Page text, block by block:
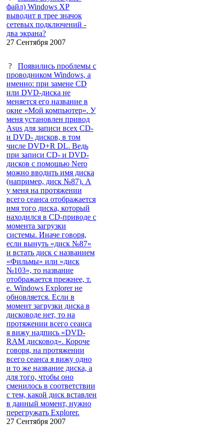
файл) Windows XP
выводит в трее значок
сетевых подключений -
два экрана?
27 Сентября 2007
?
Появились проблемы с
проводником Windows, а
именно: при замене CD
или DVD-диска не
меняется его название в
окне «Мой компьютер». У
меня установлен привод
Asus для записи всех CD-
и DVD- дисков, в том
числе DVD+R DL. Ведь
при записи CD- и DVD-
дисков с помощью Nero
можно вводить имя диска
(например, диск №87). А
у меня на протяжении
всего сеанса отображается
имя того диска, который
находился в CD-приводе с
момента загрузки
системы. Иначе говоря,
если вынуть «диск №87»
и встать диск с названием
«Фильмы» или «диск
№103», то название
отображается прежнее, т.
е. Windows Explorer не
обновляется. Если в
момент загрузки диска в
дисководе нет, то на
протяжении всего сеанса
я вижу надпись «DVD-
RAM дисковод». Короче
говоря, на протяжении
всего сеанса я вижу одно
и то же название диска, а
для того, чтобы оно
сменилось в соответствии
с тем, какой диск вставлен
в данный момент, нужно
перегружать Explorer.
27 Сентября 2007